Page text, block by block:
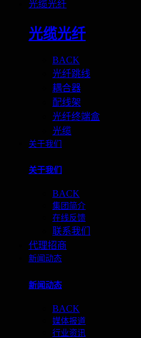
光缆光纤
光缆光纤
BACK
光纤跳线
耦合器
配线架
光纤终端盒
光缆
关于我们
关于我们
BACK
集团简介
在线反馈
联系我们
代理招商
新闻动态
新闻动态
BACK
媒体报道
行业资讯